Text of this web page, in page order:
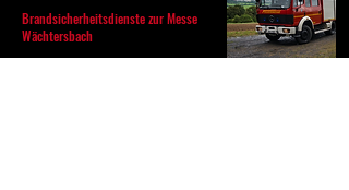
Brandsicherheitsdienste zur Messe
Wächtersbach
Wächtersbach, Main-Kinzig-Straße